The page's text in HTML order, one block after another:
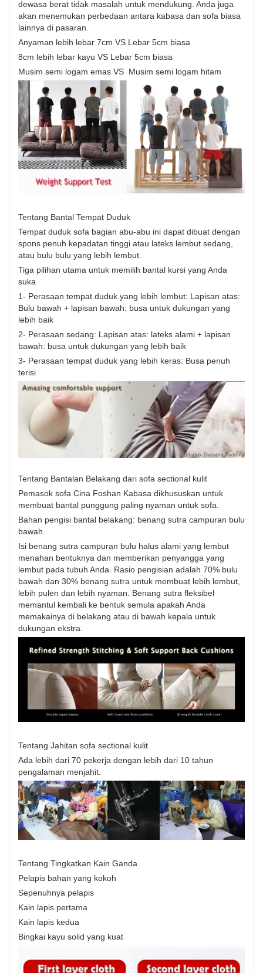
dewasa berat tidak masalah untuk mendukung. Anda juga
akan menemukan perbedaan antara kabasa dan sofa biasa
lainnya di pasaran.
Anyaman lebih lebar 7cm VS Lebar 5cm biasa
8cm lebih lebar kayu VS Lebar 5cm biasa
Musim semi logam emas VS Musim semi logam hitam
Tentang Bantal Tempat Duduk
Tempat duduk sofa bagian abu-abu ini dapat dibuat dengan
spons penuh kepadatan tinggi atau lateks lembut sedang,
atau bulu bulu yang lebih lembut.
Tiga pilihan utama untuk memilih bantal kursi yang Anda
suka
1- Perasaan tempat duduk yang lebih lembut: Lapisan atas:
Bulu bawah + lapisan bawah: busa untuk dukungan yang
lebih baik
2- Perasaan sedang: Lapisan atas: lateks alami + lapisan
bawah: busa untuk dukungan yang lebih baik
3- Perasaan tempat duduk yang lebih keras: Busa penuh
terisi
Tentang Bantalan Belakang dari sofa sectional kulit
Pemasok sofa Cina Foshan Kabasa dikhususkan untuk
membuat bantal punggung paling nyaman untuk sofa.
Bahan pengisi bantal belakang: benang sutra campuran bulu
bawah.
Isi benang sutra campuran bulu halus alami yang lembut
menahan bentuknya dan memberikan penyangga yang
lembut pada tubuh Anda. Rasio pengisian adalah 70% bulu
bawah dan 30% benang sutra untuk membuat lebih lembut,
lebih pulen dan lebih nyaman. Benang sutra fleksibel
memantul kembali ke bentuk semula apakah Anda
memakainya di belakang atau di bawah kepala untuk
dukungan ekstra.
Tentang Jahitan sofa sectional kulit
Ada lebih dari 70 pekerja dengan lebih dari 10 tahun
pengalaman menjahit.
Tentang Tingkatkan Kain Ganda
Pelapis bahan yang kokoh
Sepenuhnya pelapis
Kain lapis pertama
Kain lapis kedua
Bingkai kayu solid yang kuat